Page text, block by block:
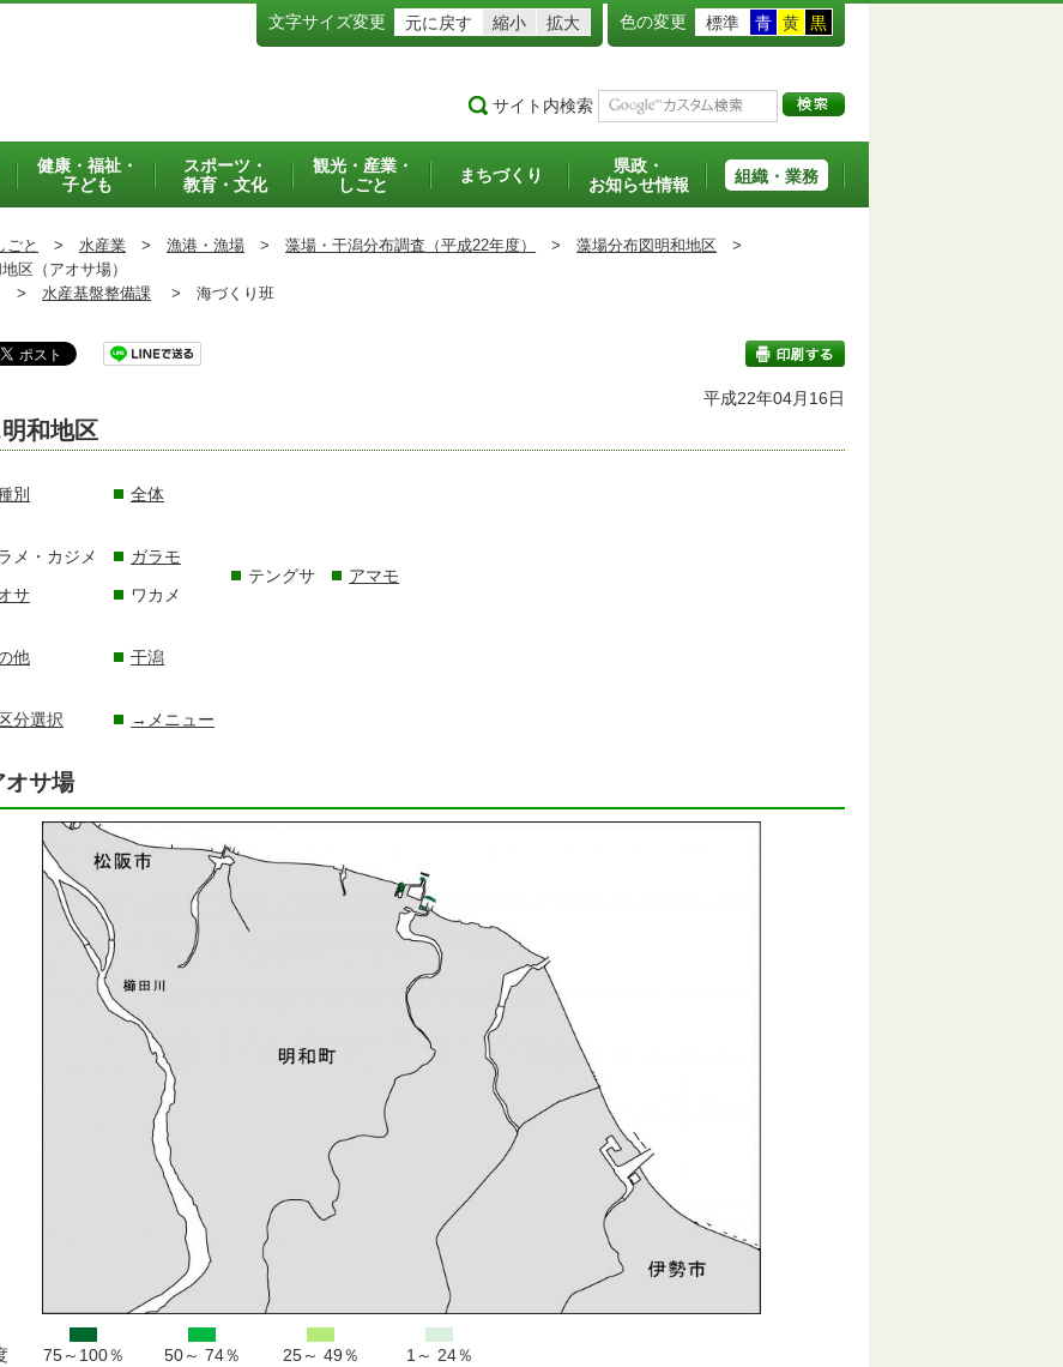
文字サイズ変更 元に戻す 縮小 拡大 色の変更 標準 青 黄 黒
サイト内検索
健康・福祉・
子ども
スポーツ・
教育・文化
観光・産業・
しごと
まちづくり
県政・
お知らせ情報
組織・業務
ごと > 水産業 > 漁港・漁場 > 藻場・干潟分布調査（平成22年度） > 藻場分布図明和地区 >
区（アオサ場）
> 水産基盤整備課 > 海づくり班
印刷する
平成22年04月16日
和地区
別 全体
メ・カジメ
サ
ガラモ
ワカメ
テングサ アマモ
他 干潟
分選択 →メニュー
オサ場
75～100％ 50～ 74％ 25～ 49％ 1～ 24％